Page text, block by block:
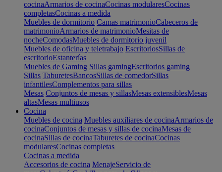
cocinaArmarios de cocinaCocinas modularesCocinas
completasCocinas a medida
Muebles de dormitorio Camas matrimonioCabeceros de
matrimonioArmarios de matrimonioMesitas de
nocheComodasMuebles de dormitorio juvenil
Muebles de oficina y teletrabajo EscritoriosSillas de
escritorioEstanterías
Muebles de Gaming Sillas gamingEscritorios gaming
Sillas TaburetesBancosSillas de comedorSillas
infantilesComplementos para sillas
Mesas Conjuntos de mesas y sillasMesas extensiblesMesas
altasMesas multiusos
Cocina
Muebles de cocina Muebles auxiliares de cocinaArmarios de
cocinaConjuntos de mesas y sillas de cocinaMesas de
cocinaSillas de cocinaTaburetes de cocinaCocinas
modularesCocinas completas
Cocinas a medida
Accesorios de cocina MenajeServicio de